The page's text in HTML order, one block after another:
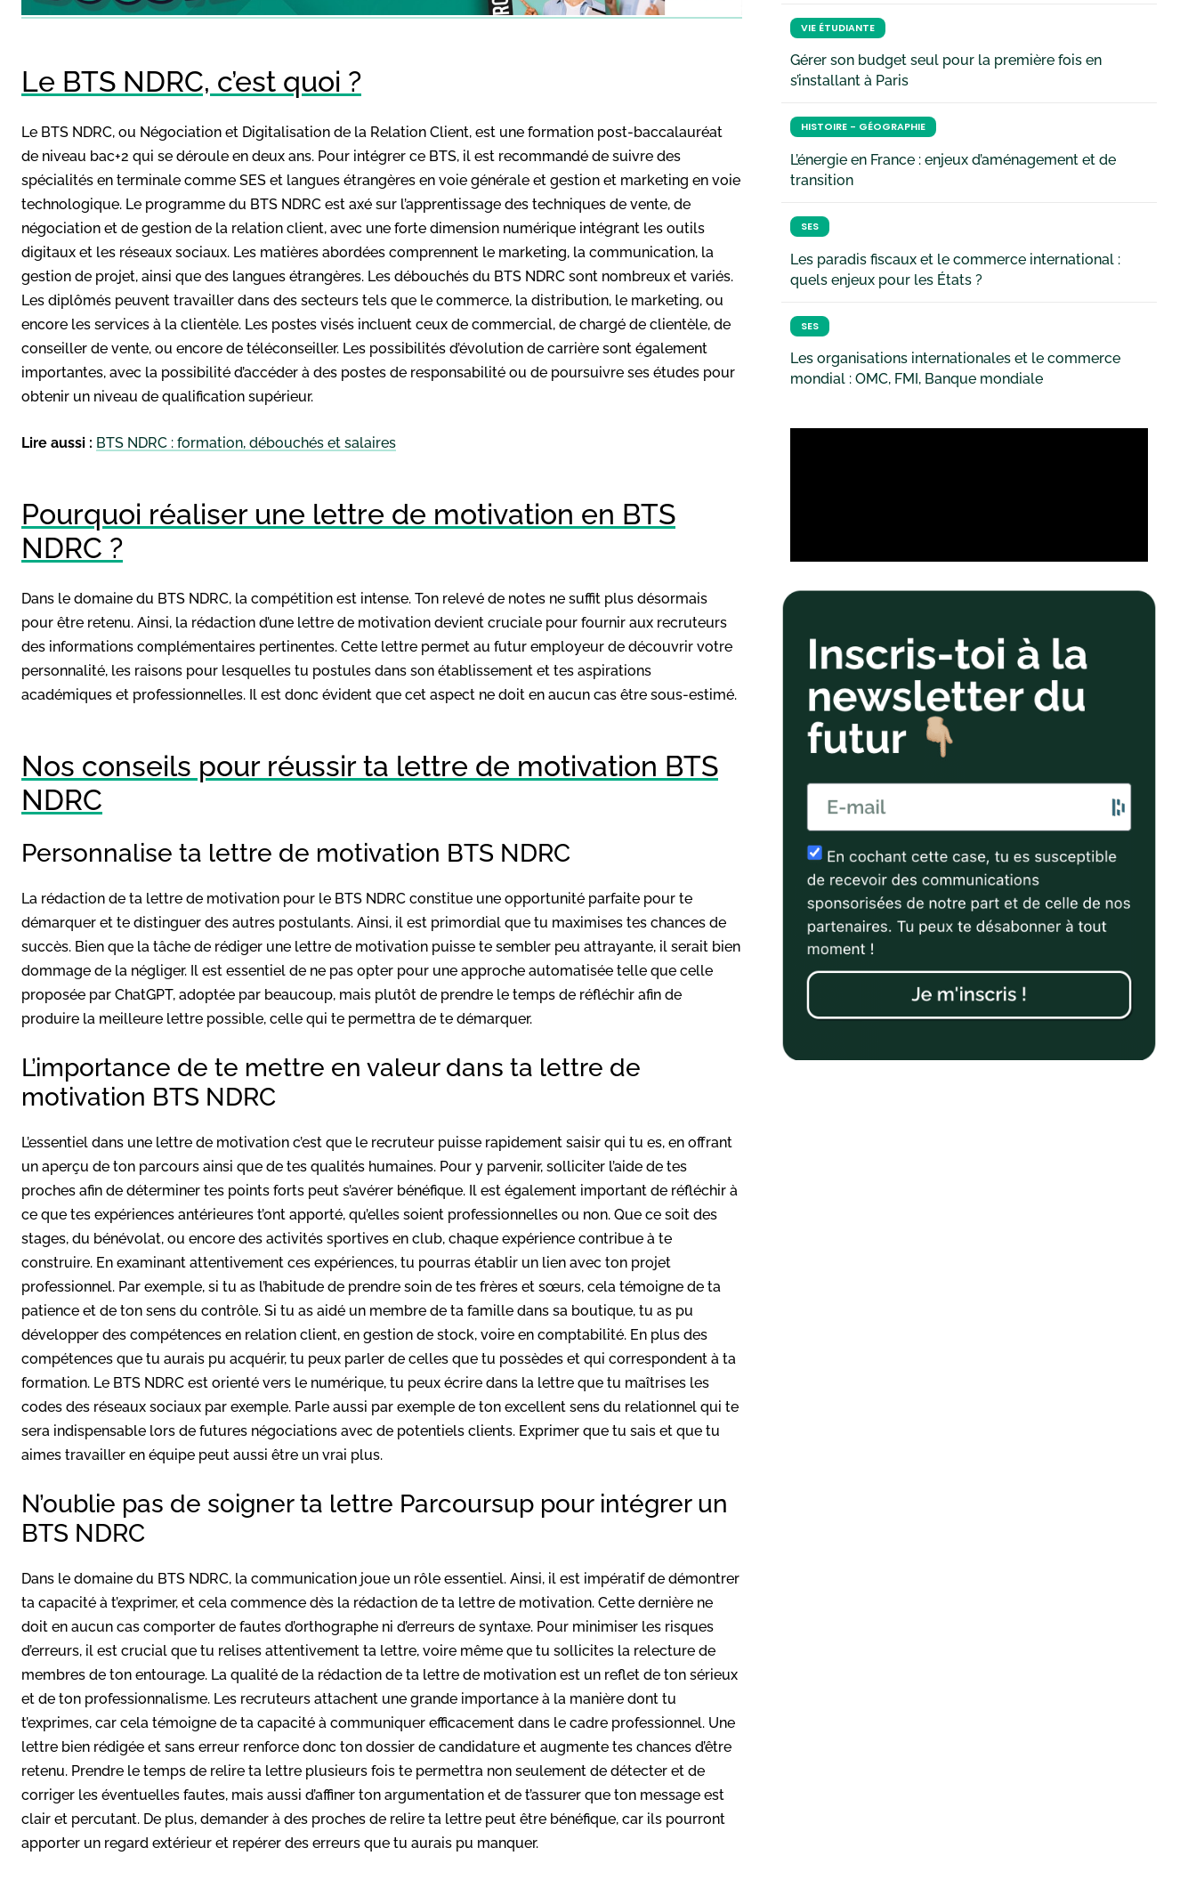
Le BTS NDRC, c’est quoi ?
Le BTS NDRC, ou Négociation et Digitalisation de la Relation Client, est une formation post-baccalauréat
de niveau bac+2 qui se déroule en deux ans. Pour intégrer ce BTS, il est recommandé de suivre des
spécialités en terminale comme SES et langues étrangères en voie générale et gestion et marketing en voie
technologique. Le programme du BTS NDRC est axé sur l’apprentissage des techniques de vente, de
négociation et de gestion de la relation client, avec une forte dimension numérique intégrant les outils
digitaux et les réseaux sociaux. Les matières abordées comprennent le marketing, la communication, la
gestion de projet, ainsi que des langues étrangères. Les débouchés du BTS NDRC sont nombreux et variés.
Les diplômés peuvent travailler dans des secteurs tels que le commerce, la distribution, le marketing, ou
encore les services à la clientèle. Les postes visés incluent ceux de commercial, de chargé de clientèle, de
conseiller de vente, ou encore de téléconseiller. Les possibilités d’évolution de carrière sont également
importantes, avec la possibilité d’accéder à des postes de responsabilité ou de poursuivre ses études pour
obtenir un niveau de qualification supérieur.
Lire aussi : BTS NDRC : formation, débouchés et salaires
Pourquoi réaliser une lettre de motivation en BTS
NDRC ?
Dans le domaine du BTS NDRC, la compétition est intense. Ton relevé de notes ne suffit plus désormais
pour être retenu. Ainsi, la rédaction d’une lettre de motivation devient cruciale pour fournir aux recruteurs
des informations complémentaires pertinentes. Cette lettre permet au futur employeur de découvrir votre
personnalité, les raisons pour lesquelles tu postules dans son établissement et tes aspirations
académiques et professionnelles. Il est donc évident que cet aspect ne doit en aucun cas être sous-estimé.
Nos conseils pour réussir ta lettre de motivation BTS
NDRC
Personnalise ta lettre de motivation BTS NDRC
La rédaction de ta lettre de motivation pour le BTS NDRC constitue une opportunité parfaite pour te
démarquer et te distinguer des autres postulants. Ainsi, il est primordial que tu maximises tes chances de
succès. Bien que la tâche de rédiger une lettre de motivation puisse te sembler peu attrayante, il serait bien
dommage de la négliger. Il est essentiel de ne pas opter pour une approche automatisée telle que celle
proposée par ChatGPT, adoptée par beaucoup, mais plutôt de prendre le temps de réfléchir afin de
produire la meilleure lettre possible, celle qui te permettra de te démarquer.
L’importance de te mettre en valeur dans ta lettre de
motivation BTS NDRC
L’essentiel dans une lettre de motivation c’est que le recruteur puisse rapidement saisir qui tu es, en offrant
un aperçu de ton parcours ainsi que de tes qualités humaines. Pour y parvenir, solliciter l’aide de tes
proches afin de déterminer tes points forts peut s’avérer bénéfique. Il est également important de réfléchir à
ce que tes expériences antérieures t’ont apporté, qu’elles soient professionnelles ou non. Que ce soit des
stages, du bénévolat, ou encore des activités sportives en club, chaque expérience contribue à te
construire. En examinant attentivement ces expériences, tu pourras établir un lien avec ton projet
professionnel. Par exemple, si tu as l’habitude de prendre soin de tes frères et sœurs, cela témoigne de ta
patience et de ton sens du contrôle. Si tu as aidé un membre de ta famille dans sa boutique, tu as pu
développer des compétences en relation client, en gestion de stock, voire en comptabilité. En plus des
compétences que tu aurais pu acquérir, tu peux parler de celles que tu possèdes et qui correspondent à ta
formation. Le BTS NDRC est orienté vers le numérique, tu peux écrire dans la lettre que tu maîtrises les
codes des réseaux sociaux par exemple. Parle aussi par exemple de ton excellent sens du relationnel qui te
sera indispensable lors de futures négociations avec de potentiels clients. Exprimer que tu sais et que tu
aimes travailler en équipe peut aussi être un vrai plus.
N’oublie pas de soigner ta lettre Parcoursup pour intégrer un
BTS NDRC
Dans le domaine du BTS NDRC, la communication joue un rôle essentiel. Ainsi, il est impératif de démontrer
ta capacité à t’exprimer, et cela commence dès la rédaction de ta lettre de motivation. Cette dernière ne
doit en aucun cas comporter de fautes d’orthographe ni d’erreurs de syntaxe. Pour minimiser les risques
d’erreurs, il est crucial que tu relises attentivement ta lettre, voire même que tu sollicites la relecture de
membres de ton entourage. La qualité de la rédaction de ta lettre de motivation est un reflet de ton sérieux
et de ton professionnalisme. Les recruteurs attachent une grande importance à la manière dont tu
t’exprimes, car cela témoigne de ta capacité à communiquer efficacement dans le cadre professionnel. Une
lettre bien rédigée et sans erreur renforce donc ton dossier de candidature et augmente tes chances d’être
retenu. Prendre le temps de relire ta lettre plusieurs fois te permettra non seulement de détecter et de
corriger les éventuelles fautes, mais aussi d’affiner ton argumentation et de t’assurer que ton message est
clair et percutant. De plus, demander à des proches de relire ta lettre peut être bénéfique, car ils pourront
apporter un regard extérieur et repérer des erreurs que tu aurais pu manquer.
VIE ÉTUDIANTE
Gérer son budget seul pour la première fois en
s’installant à Paris
HISTOIRE - GÉOGRAPHIE
L’énergie en France : enjeux d’aménagement et de
transition
SES
Les paradis fiscaux et le commerce international :
quels enjeux pour les États ?
SES
Les organisations internationales et le commerce
mondial : OMC, FMI, Banque mondiale